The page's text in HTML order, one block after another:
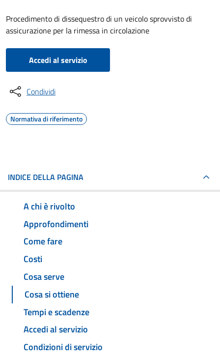
Procedimento di dissequestro di un veicolo sprovvisto di
assicurazione per la rimessa in circolazione
Accedi al servizio
Condividi
Normativa di riferimento
INDICE DELLA PAGINA
A chi è rivolto
Approfondimenti
Come fare
Costi
Cosa serve
Cosa si ottiene
Tempi e scadenze
Accedi al servizio
Condizioni di servizio